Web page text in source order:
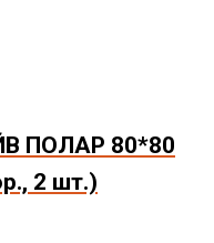
ПОЛАР 80*80
2 шт.)